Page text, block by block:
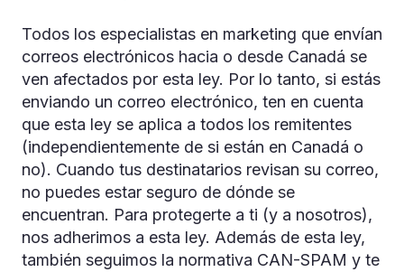
Todos los especialistas en marketing que envían
correos electrónicos hacia o desde Canadá se
ven afectados por esta ley. Por lo tanto, si estás
enviando un correo electrónico, ten en cuenta
que esta ley se aplica a todos los remitentes
(independientemente de si están en Canadá o
no). Cuando tus destinatarios revisan su correo,
no puedes estar seguro de dónde se
encuentran. Para protegerte a ti (y a nosotros),
nos adherimos a esta ley. Además de esta ley,
también seguimos la normativa CAN-SPAM y te